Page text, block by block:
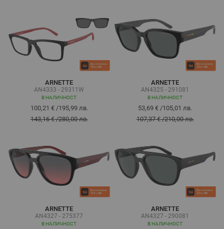
ARNETTE
AN4333 - 29311W
В НАЛИЧНОСТ
100,21 €/195,99 лв.
143,16 €/280,00 лв.
ARNETTE
AN4325 - 291081
В НАЛИЧНОСТ
53,69 € /105,01 лв.
107,37 €/210,00 лв.
ARNETTE
AN4327 - 275377
В НАЛИЧНОСТ
ARNETTE
AN4327 - 290081
В НАЛИЧНОСТ